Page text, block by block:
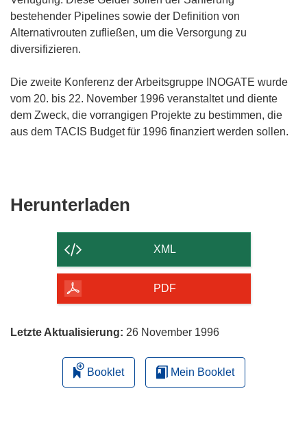
bestehender Pipelines sowie der Definition von
Alternativrouten zufließen, um die Versorgung zu
diversifizieren.
Die zweite Konferenz der Arbeitsgruppe INOGATE wurde
vom 20. bis 22. November 1996 veranstaltet und diente
dem Zweck, die vorrangigen Projekte zu bestimmen, die
aus dem TACIS Budget für 1996 finanziert werden sollen.
Herunterladen
der
Seite
herunterladen
XML
PDF
Letzte Aktualisierung: 26 November 1996
Booklet Mein Booklet